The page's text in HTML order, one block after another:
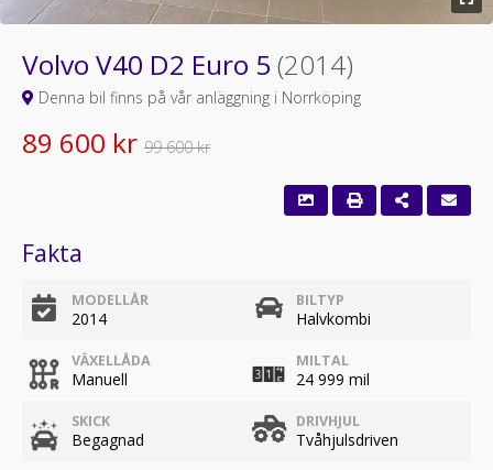
Volvo V40 D2 Euro 5 (2014)
Denna bil finns på vår anläggning i Norrköping
89 600 kr 99 600 kr
Fakta
MODELLÅR
2014
BILTYP
Halvkombi
VÄXELLÅDA
Manuell
MILTAL
24 999 mil
SKICK
Begagnad
DRIVHJUL
Tvåhjulsdriven